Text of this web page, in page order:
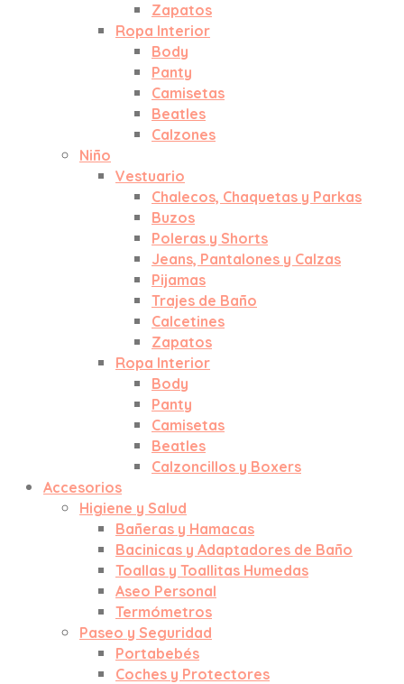
Zapatos
Ropa Interior
Body
Panty
Camisetas
Beatles
Calzones
Niño
Vestuario
Chalecos, Chaquetas y Parkas
Buzos
Poleras y Shorts
Jeans, Pantalones y Calzas
Pijamas
Trajes de Baño
Calcetines
Zapatos
Ropa Interior
Body
Panty
Camisetas
Beatles
Calzoncillos y Boxers
Accesorios
Higiene y Salud
Bañeras y Hamacas
Bacinicas y Adaptadores de Baño
Toallas y Toallitas Humedas
Aseo Personal
Termómetros
Paseo y Seguridad
Portabebés
Coches y Protectores